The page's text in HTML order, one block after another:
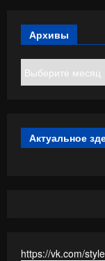
Архивы
Актуальное
https://vk.com/